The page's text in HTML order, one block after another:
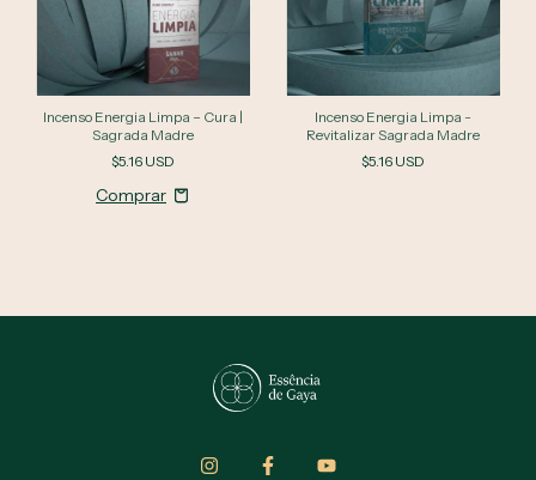
Incenso Energia Limpa – Cura |
Sagrada Madre
$5.16 USD
Incenso Energia Limpa -
Revitalizar Sagrada Madre
$5.16 USD